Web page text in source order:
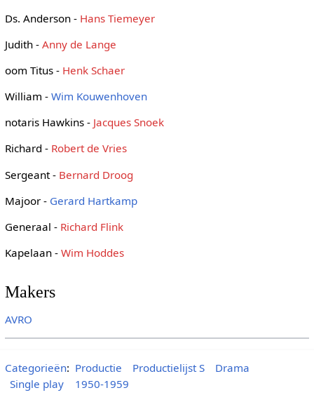
Ds. Anderson - Hans Tiemeyer
Judith - Anny de Lange
oom Titus - Henk Schaer
William - Wim Kouwenhoven
notaris Hawkins - Jacques Snoek
Richard - Robert de Vries
Sergeant - Bernard Droog
Majoor - Gerard Hartkamp
Generaal - Richard Flink
Kapelaan - Wim Hoddes
Makers
AVRO
Categorieën: Productie Productielijst S
Drama
Single play
1950-1959